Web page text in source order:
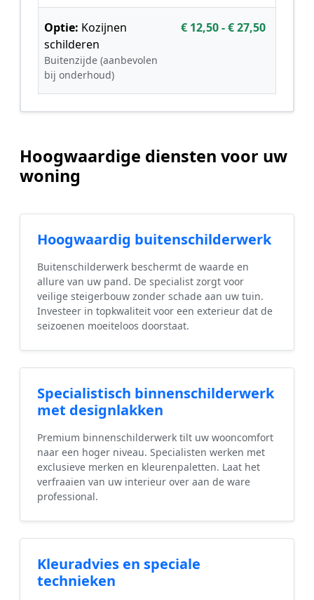
Optie: Kozijnen
schilderen
Buitenzijde (aanbevolen
bij onderhoud)
€ 12,50 - € 27,50
Hoogwaardige diensten voor uw
woning
Hoogwaardig buitenschilderwerk
Buitenschilderwerk beschermt de waarde en
allure van uw pand. De specialist zorgt voor
veilige steigerbouw zonder schade aan uw tuin.
Investeer in topkwaliteit voor een exterieur dat de
seizoenen moeiteloos doorstaat.
Specialistisch binnenschilderwerk
met designlakken
Premium binnenschilderwerk tilt uw wooncomfort
naar een hoger niveau. Specialisten werken met
exclusieve merken en kleurenpaletten. Laat het
verfraaien van uw interieur over aan de ware
professional.
Kleuradvies en speciale
technieken